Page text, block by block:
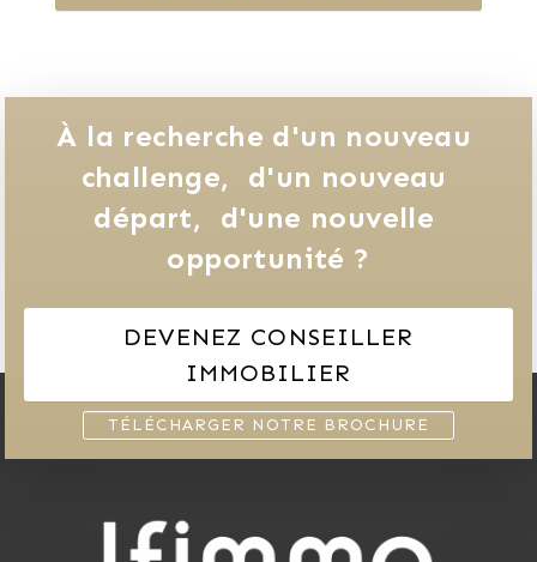
À la recherche d'un nouveau
challenge,
d'un nouveau
départ,
d'une nouvelle
opportunité ?
DEVENEZ CONSEILLER
IMMOBILIER
TÉLÉCHARGER NOTRE BROCHURE